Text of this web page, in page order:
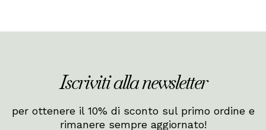
Iscriviti alla newsletter
per ottenere il 10% di sconto sul primo ordine e
rimanere sempre aggiornato!